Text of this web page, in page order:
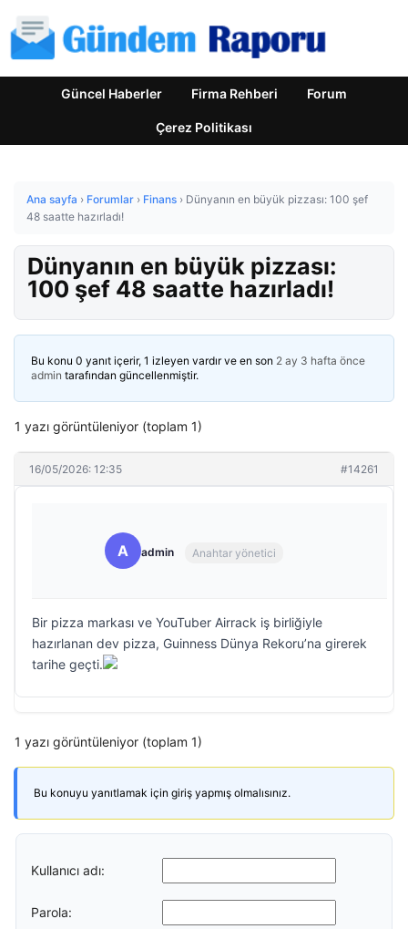
Güncel Haberler Firma Rehberi Forum
Çerez Politikası
Ana sayfa › Forumlar › Finans › Dünyanın en büyük pizzası: 100 şef
48 saatte hazırladı!
Dünyanın en büyük pizzası:
100 şef 48 saatte hazırladı!
Bu konu 0 yanıt içerir, 1 izleyen vardır ve en son 2 ay 3 hafta önce
admin tarafından güncellenmiştir.
1 yazı görüntüleniyor (toplam 1)
16/05/2026: 12:35 #14261
A admin Anahtar yönetici
Bir pizza markası ve YouTuber Airrack iş birliğiyle
hazırlanan dev pizza, Guinness Dünya Rekoru’na girerek
tarihe geçti.
1 yazı görüntüleniyor (toplam 1)
Bu konuyu yanıtlamak için giriş yapmış olmalısınız.
Kullanıcı adı:
Parola: